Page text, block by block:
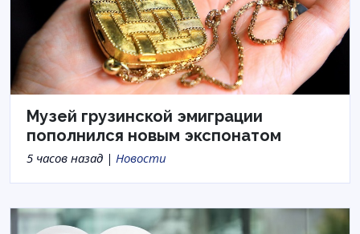
Музей грузинской эмиграции
пополнился новым экспонатом
5 часов назад | Новости